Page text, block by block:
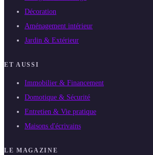
Décoration
Aménagement intérieur
Jardin & Extérieur
ET AUSSI
Immobilier & Financement
Domotique & Sécurité
Entretien & Vie pratique
Maisons d'écrivains
LE MAGAZINE